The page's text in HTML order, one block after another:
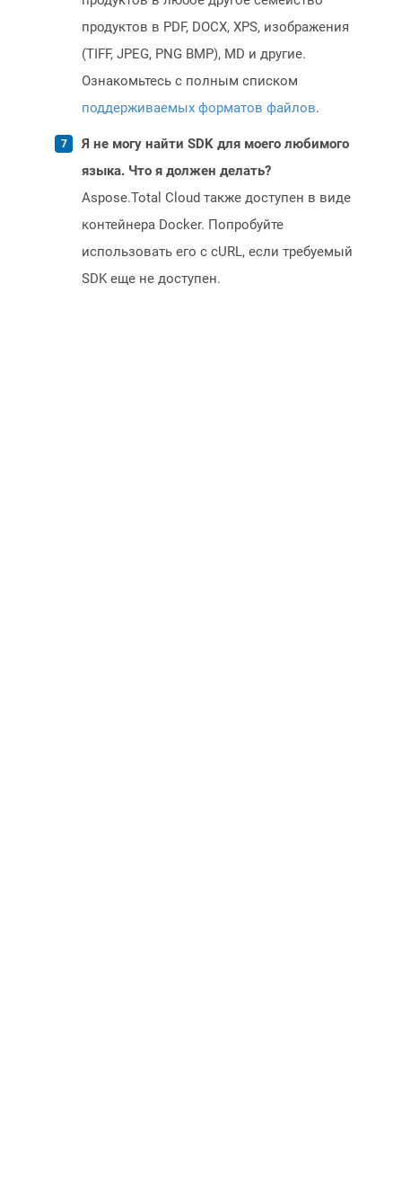
продуктов в PDF, DOCX, XPS, изображения
(TIFF, JPEG, PNG BMP), MD и другие.
Ознакомьтесь с полным списком
поддерживаемых форматов файлов.
Я не могу найти SDK для моего любимого
языка. Что я должен делать?
Aspose.Total Cloud также доступен в виде
контейнера Docker. Попробуйте
использовать его с cURL, если требуемый
SDK еще не доступен.